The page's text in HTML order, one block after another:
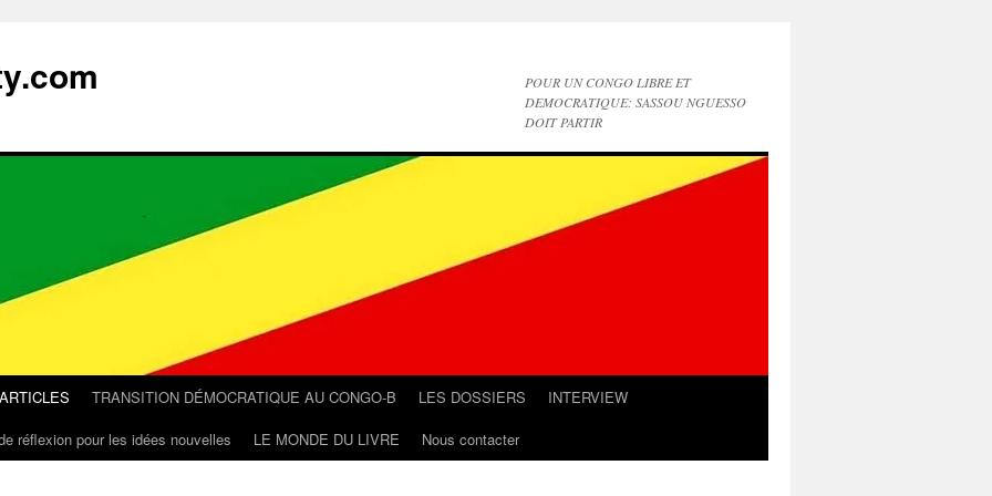
POUR UN CONGO LIBRE ET
DEMOCRATIQUE: SASSOU NGUESSO
DOIT PARTIR
TRANSITION DÉMOCRATIQUE AU CONGO-B LES DOSSIERS
INTERVIEW
réflexion pour les idées nouvelles LE MONDE DU LIVRE Nous contacter